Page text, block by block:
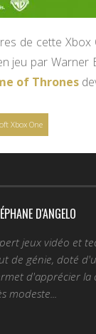
de cette
jeu par Warner
of Thrones
Xbox One
D'ANGELO
jeux vidéo et
de génie, doté
d'apprécier la
modeste...